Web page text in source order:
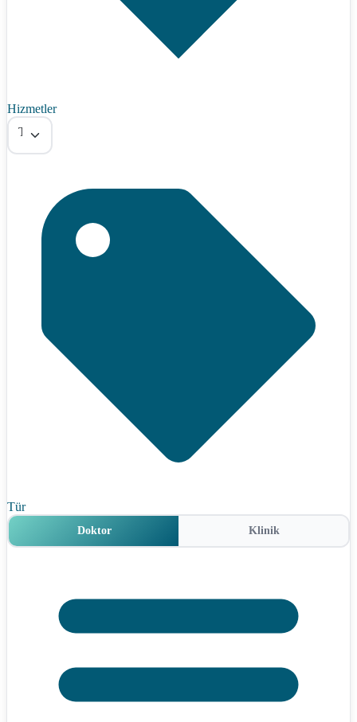
Hizmetler
Tümü
Tür
Doktor Klinik